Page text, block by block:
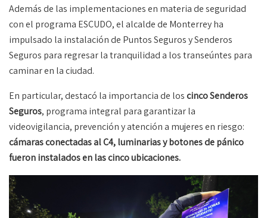
Además de las implementaciones en materia de seguridad
con el programa ESCUDO, el alcalde de Monterrey ha
impulsado la instalación de Puntos Seguros y Senderos
Seguros para regresar la tranquilidad a los transeúntes para
caminar en la ciudad.
En particular, destacó la importancia de loscinco Senderos
Seguros, programa integral para garantizar la
videovigilancia, prevención y atención a mujeres en riesgo:
cámaras conectadas al C4, luminarias y botones de pánico
fueron instalados en las cinco ubicaciones.